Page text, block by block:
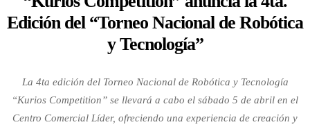
Edición del “Torneo Nacional de Robótica
y Tecnología”
La 4ta edición del Torneo Nacional de Robótica y Tecnología
“Kurios Competition” se llevará a cabo el sábado 5 de abril en el
Centro Comercial Líder, ofreciendo una experiencia de creación y